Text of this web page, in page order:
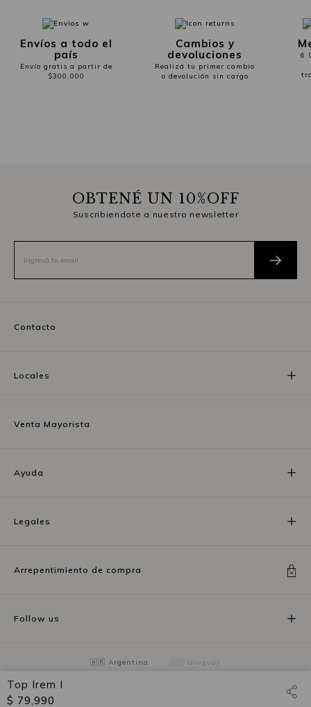
Top Irem I
$ 79,990
Envíos a todo el
país
Envío gratis a partir de
$300.000
Cambios y
devoluciones
Realizá tu primer cambio
o devolución sin cargo
6
OBTENÉ UN 10%OFF
Suscribiendote a nuestro newsletter
Contacto
Locales
Venta Mayorista
Ayuda
Legales
Arrepentimiento de compra
Follow us
🇦🇷 Argentina 🇺🇾 Uruguay